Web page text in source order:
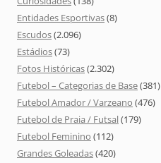
Entidades Esportivas(8)
Escudos(2.096)
Estádios(73)
Fotos Históricas(2.302)
Futebol – Categorias de Base(381)
Futebol Amador / Varzeano (476)
Futebol de Praia / Futsal(179)
Futebol Feminino (112)
Grandes Goleadas(420)